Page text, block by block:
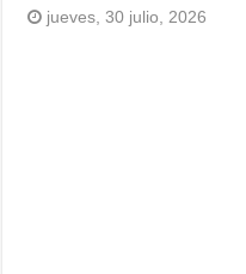
jueves, 30 julio, 2026